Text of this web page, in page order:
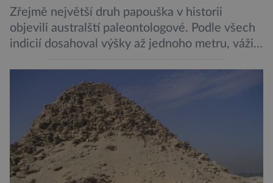
Zřejmě největší druh papouška v historii
objevili australští paleontologové. Podle všech
indicií dosahoval výšky až jednoho metru, vážil
pojmenování Heracles inexpectatus a doba
jeho života je datována přibližně před 19
miliony lety. „Nový Zéland je dobře známý
svými velkými nelétavými ptáky. Dominantní
[…]